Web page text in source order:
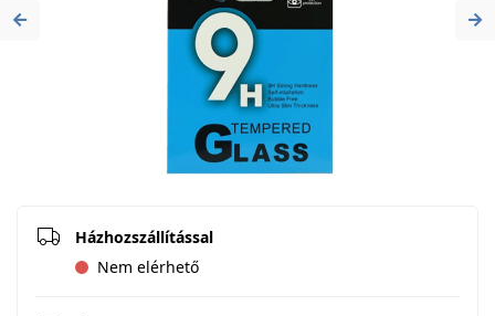
Previous
Házhozszállítással
Nem elérhető